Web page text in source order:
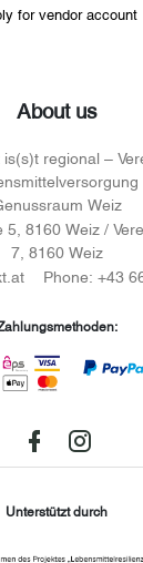
for vendor account
About us
is(s)t regional –
Weiz
5, 8160 Weiz /
7, 8160 Weiz
Phone: +43
Unterstützt durch